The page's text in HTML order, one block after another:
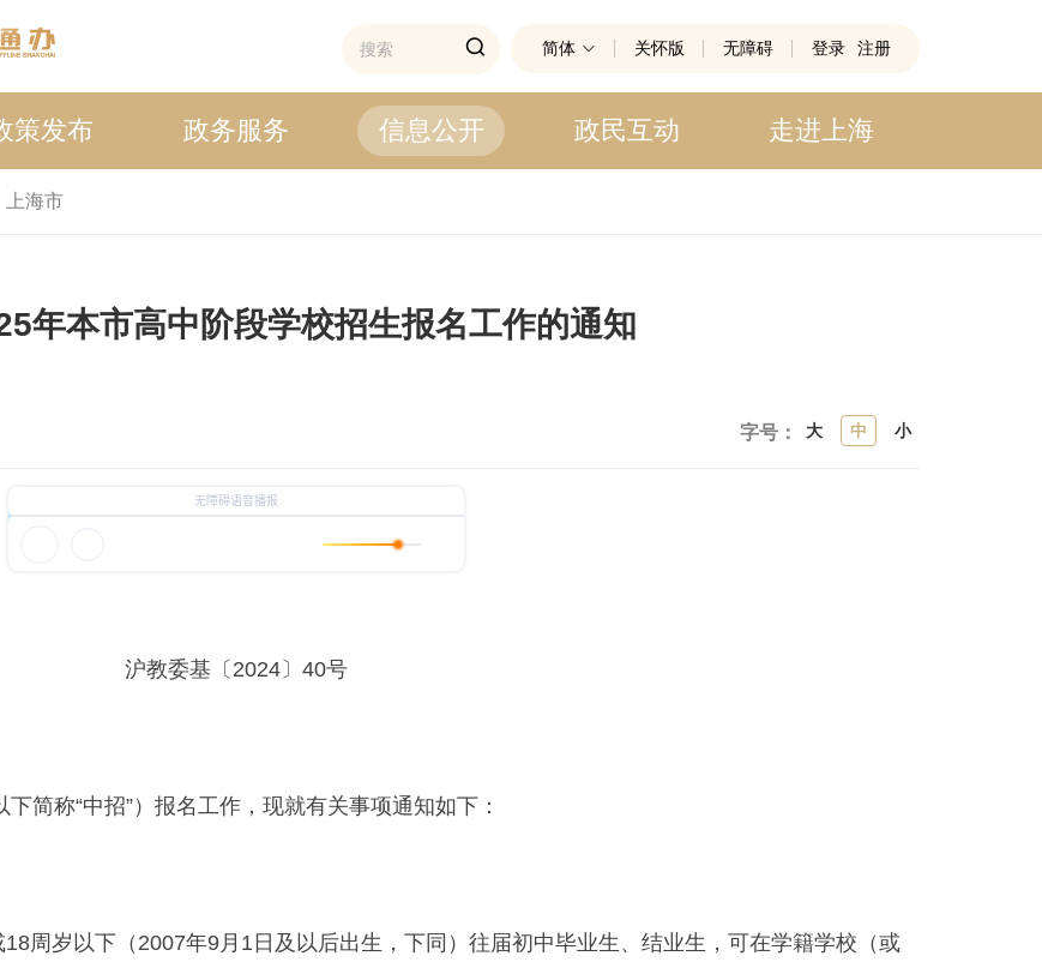
简体 关怀版 无障碍 登录 注册
策发布 政务服务 信息公开 政民互动 走进上海
上海市
年本市高中阶段学校招生报名工作的通知
字号： 大 中 小
沪教委基〔2024〕40号
称“中招”）报名工作，现就有关事项通知如下：
岁以下（2007年9月1日及以后出生，下同）往届初中毕业生、结业生，可在学籍学校（或